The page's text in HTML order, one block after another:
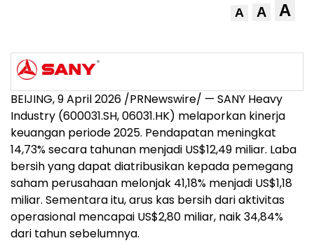
A A A
BEIJING, 9 April 2026 /PRNewswire/ — SANY Heavy
Industry (600031.SH, 06031.HK) melaporkan kinerja
keuangan periode 2025. Pendapatan meningkat
14,73% secara tahunan menjadi US$12,49 miliar. Laba
bersih yang dapat diatribusikan kepada pemegang
saham perusahaan melonjak 41,18% menjadi US$1,18
miliar. Sementara itu, arus kas bersih dari aktivitas
operasional mencapai US$2,80 miliar, naik 34,84%
dari tahun sebelumnya.